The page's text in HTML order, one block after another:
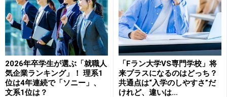
「最終面接までたどり着ける学生」とはど
んな学生なのか？
1次面接から最終面接までで、それぞれの選考の目的や
判断基準は異なる。
2026年卒学生が選ぶ「就職人
気企業ランキング」！ 理系1
位は4年連続で「ソニー」、
文系1位は？
「Fラン大学VS専門学校」将
来プラスになるのはどっち？
共通点は“入学のしやすさ”だ
けれど、違いは…